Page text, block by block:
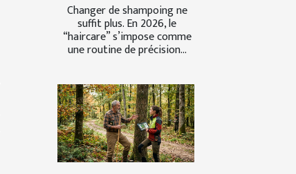
Changer de shampoing ne
suffit plus. En 2026, le
“haircare” s’impose comme
une routine de précision...